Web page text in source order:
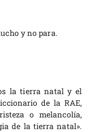
y no para.
la tierra natal y el
de la RAE,
o melancolía,
de la tierra natal».